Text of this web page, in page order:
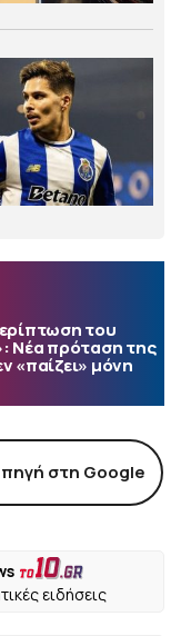
του
Νέα πρόταση της
«παίζει» μόνη
στη Google
ειδήσεις